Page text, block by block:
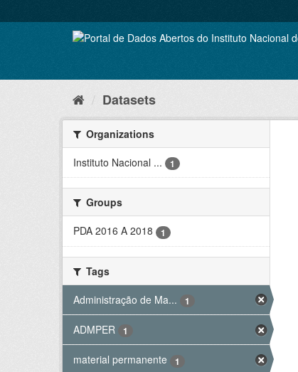
to
Datasets
Organizations
Instituto Nacional ...
1
Groups
PDA 2016 A 2018
1
Tags
Administração de Ma...
1
ADMPER 1
material permanente 1